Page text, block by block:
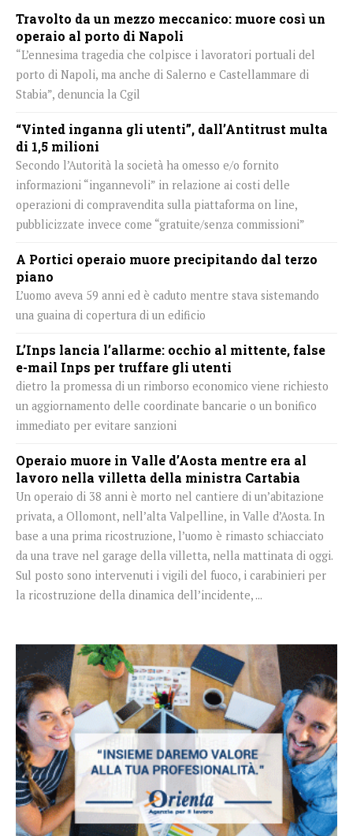
Travolto da un mezzo meccanico: muore così un
operaio al porto di Napoli
“L’ennesima tragedia che colpisce i lavoratori portuali del
porto di Napoli, ma anche di Salerno e Castellammare di
Stabia”, denuncia la Cgil
“Vinted inganna gli utenti”, dall’Antitrust multa
di 1,5 milioni
Secondo l’Autorità la società ha omesso e/o fornito
informazioni “ingannevoli” in relazione ai costi delle
operazioni di compravendita sulla piattaforma on line,
pubblicizzate invece come “gratuite/senza commissioni”
A Portici operaio muore precipitando dal terzo
piano
L’uomo aveva 59 anni ed è caduto mentre stava sistemando
una guaina di copertura di un edificio
L’Inps lancia l’allarme: occhio al mittente, false
e-mail Inps per truffare gli utenti
dietro la promessa di un rimborso economico viene richiesto
un aggiornamento delle coordinate bancarie o un bonifico
immediato per evitare sanzioni
Operaio muore in Valle d’Aosta mentre era al
lavoro nella villetta della ministra Cartabia
Un operaio di 38 anni è morto nel cantiere di un’abitazione
privata, a Ollomont, nell’alta Valpelline, in Valle d’Aosta. In
base a una prima ricostruzione, l’uomo è rimasto schiacciato
da una trave nel garage della villetta, nella mattinata di oggi.
Sul posto sono intervenuti i vigili del fuoco, i carabinieri per
la ricostruzione della dinamica dell’incidente, ...